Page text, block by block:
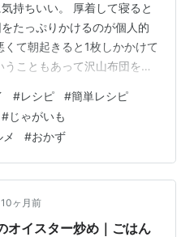
持ちいい。 厚着して寝ると
たっぷりかけるのが個人的
て朝起きると1枚しかかけて
こともあって沢山布団をか
から凄く飲んでいたので写
～3週間前に買ったじゃがい
何とかお腹の中に入れなき
のミカンくらいの大きさな
いたのが原因。 そういうと
#レシピ #簡単レシピ
#じゃがいも
メ #おかず
10ヶ月前
オイスター炒め｜ごはん